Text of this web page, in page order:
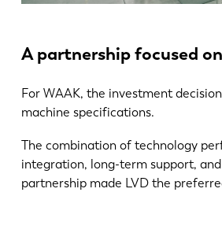
A partnership focused
For WAAK, the investment
machine specifications.
The combination of technology
integration, long-term support,
partnership made LVD the